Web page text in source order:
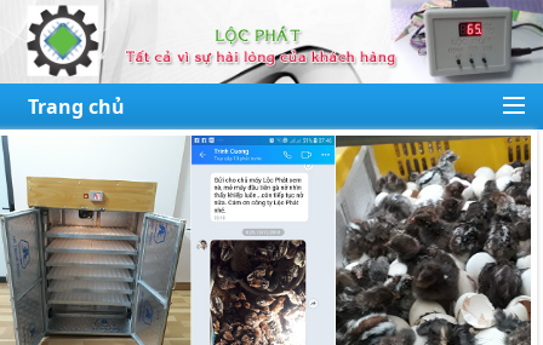
Trang chủ